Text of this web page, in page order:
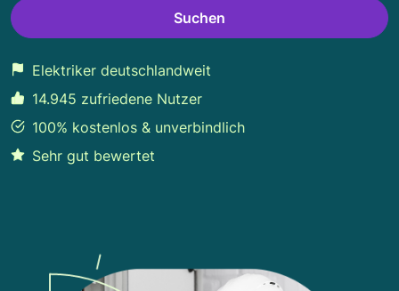
Suchen
Elektriker deutschlandweit
14.945 zufriedene Nutzer
100% kostenlos & unverbindlich
Sehr gut bewertet